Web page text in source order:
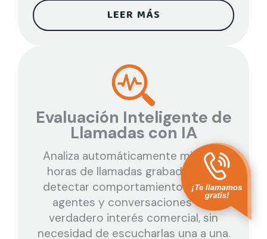
LEER MÁS
Evaluación Inteligente de
Llamadas con IA
Analiza automáticamente miles de
horas de llamadas grabadas para
detectar comportamientos de los
agentes y conversaciones con
verdadero interés comercial, sin
necesidad de escucharlas una a una.